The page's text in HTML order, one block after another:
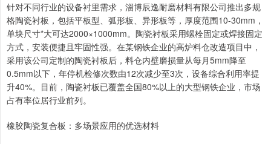
针对不同行业的设备衬里需求，淄博辰逸耐磨材料有限公司推出多规
格陶瓷衬板，包括平板型、弧形板、异形板等，厚度范围10-30mm，
单块尺寸*大可达2000×1000mm。陶瓷衬板采用螺栓固定或焊接固定
方式，安装便捷且牢固性强。在某钢铁企业的高炉料仓改造项目中，
采用该公司定制的陶瓷衬板后，料仓内壁磨损量从每月5mm降至
0.5mm以下，年停机检修次数由12次减少至3次，设备综合利用率提
升40%。目前，陶瓷衬板已覆盖全国80%以上的大型钢铁企业，市场
占有率位居行业前列。
橡胶陶瓷复合板：多场景应用的优选材料